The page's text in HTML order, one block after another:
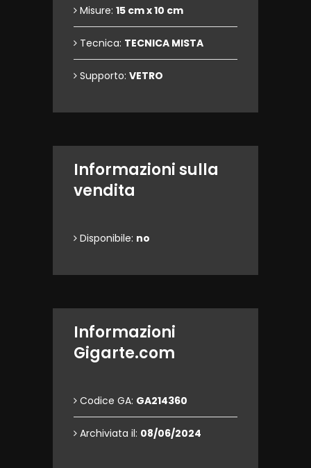
Misure: 15 cm x 10 cm
Tecnica: TECNICA MISTA
Supporto: VETRO
Informazioni sulla
vendita
Disponibile: no
Informazioni
Gigarte.com
Codice GA: GA214360
Archiviata il: 08/06/2024